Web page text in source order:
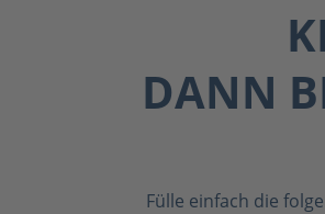
DANN
Fülle einfach die